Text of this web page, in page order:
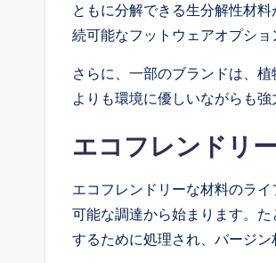
ともに分解できる生分解性材
続可能なフットウェアオプショ
さらに、一部のブランドは、
よりも環境に優しいながらも
エコフレンドリ
エコフレンドリーな材料のラ
可能な調達から始まります。
するために処理され、バージ